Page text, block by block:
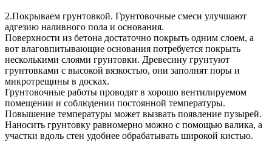
2.Покрываем грунтовкой. Грунтовочные смеси улучшают
адгезию наливного пола и основания.
Поверхности из бетона достаточно покрыть одним слоем, а
вот влаговпитывающие основания потребуется покрыть
несколькими слоями грунтовки. Древесину грунтуют
грунтовками с высокой вязкостью, они заполнят поры и
микротрещины в досках.
Грунтовочные работы проводят в хорошо вентилируемом
помещении и соблюдении постоянной температуры.
Повышение температуры может вызвать появление пузырей.
Наносить грунтовку равномерно можно с помощью валика, а
участки вдоль стен удобнее обрабатывать широкой кистью.